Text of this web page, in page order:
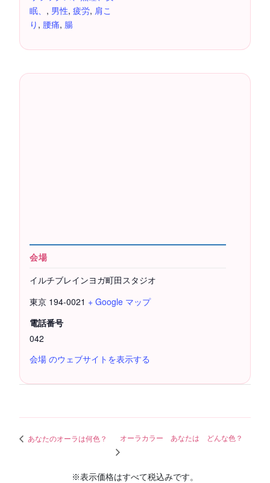
眠、 , 男性, 疲労, 肩こ
り , 腰痛, 腸
会場
イルチブレインヨガ町田スタジオ
東京 194-0021 + Google マップ
電話番号
042
会場 のウェブサイトを表示する
あなたのオーラは何色？ オーラカラー あなたは どんな色？
※表示価格はすべて税込みです。